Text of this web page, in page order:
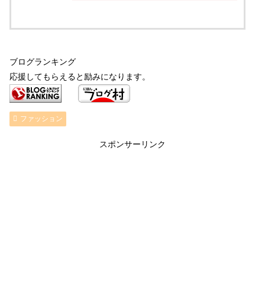
ブログランキング
応援してもらえると励みになります。
ファッション
スポンサーリンク